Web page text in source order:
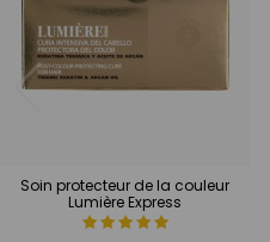
Soin protecteur de la couleur
Lumière Express